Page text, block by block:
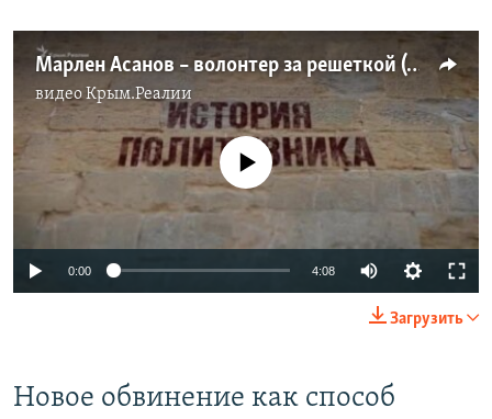
Марлен Асанов – волонтер за решеткой (видео)
видеоКрым.Реалии
No media source currently available
0:00 4:08
Загрузить
Новое обвинение как способ